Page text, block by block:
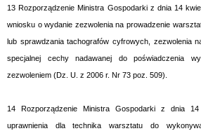
13 Rozporządzenie Ministra Gospodarki z dnia 14
wniosku o wydanie zezwolenia na prowadzenie
lub sprawdzania tachografów cyfrowych, zezwolenia
specjalnej cechy nadawanej do poświadczenia
zezwoleniem (Dz. U. z 2006 r. Nr 73 poz. 509).
14 Rozporządzenie Ministra Gospodarki z dnia
uprawnienia dla technika warsztatu do